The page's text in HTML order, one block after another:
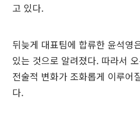
고 있다.
뒤늦게 대표팀에 합류한 윤석영
있는 것으로 알려졌다. 따라서
전술적 변화가 조화롭게 이루어
다.